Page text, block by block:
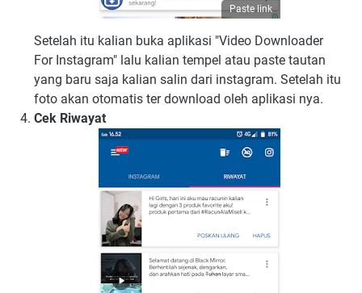
Paste link
Setelah itu kalian buka aplikasi "Video Downloader
For Instagram" lalu kalian tempel atau paste tautan
yang baru saja kalian salin dari instagram. Setelah itu
foto akan otomatis ter download oleh aplikasi nya.
Cek Riwayat